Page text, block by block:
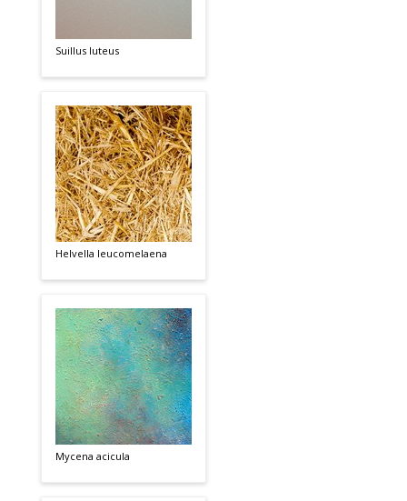
Suillus luteus
Helvella leucomelaena
Mycena acicula